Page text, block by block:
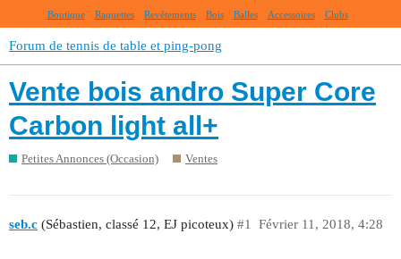
Boutique Raquettes Revêtements Bois Balles Accessoires Clubs
Forum de tennis de table et ping-pong
Vente bois andro Super Core
Carbon light all+
Petites Annonces (Occasion) Ventes
seb.c (Sébastien, classé 12, EJ picoteux) Février 11, 2018, 4:28
#1